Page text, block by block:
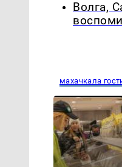
Волга,
махачкала